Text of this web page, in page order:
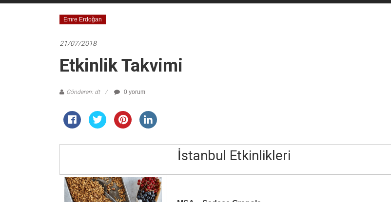
Emre Erdoğan
21/07/2018
Etkinlik Takvimi
Gönderen: dt 0 yorum
İstanbul Etkinlikleri